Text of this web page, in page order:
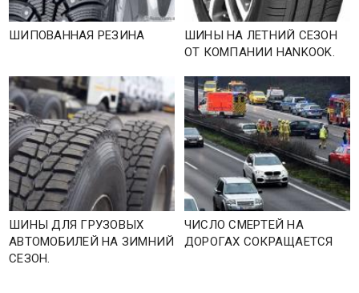
ШИПОВАННАЯ РЕЗИНА
ШИНЫ НА ЛЕТНИЙ СЕЗОН
ОТ КОМПАНИИ HANKOOK.
ШИНЫ ДЛЯ ГРУЗОВЫХ
АВТОМОБИЛЕЙ НА ЗИМНИЙ
СЕЗОН.
ЧИСЛО СМЕРТЕЙ НА
ДОРОГАХ СОКРАЩАЕТСЯ